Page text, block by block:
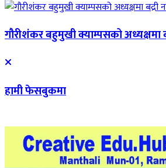
गौरीशंकर बहुमुखी क्याम्पसको अध्यक्षमा
हामी फेसबुकमा